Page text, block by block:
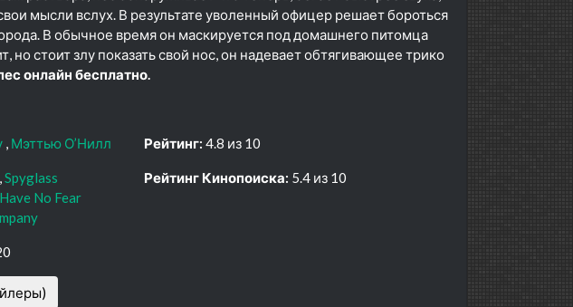
мысли вслух. В результате уволенный офицер решает бороться
В обычное время он маскируется под домашнего питомца
но стоит злу показать свой нос, он надевает обтягивающее трико
онлайн бесплатно.
Мэттью О’Нилл
Spyglass
Have No Fear
Рейтинг: 4.8 из 10
Рейтинг Кинопоиска: 5.4 из 10